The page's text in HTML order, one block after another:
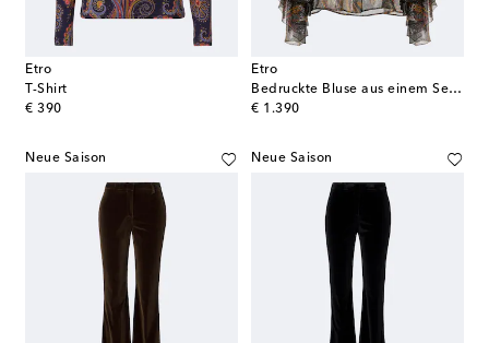
Etro
T-Shirt
€ 390
original price
Etro
Bedruckte Bluse aus einem Seidengemisch
€ 1.390
original price
Neue Saison Neue Saison